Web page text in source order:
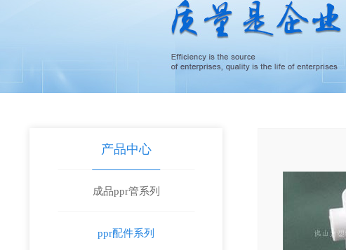
产品中心
成品ppr管系列
ppr配件系列